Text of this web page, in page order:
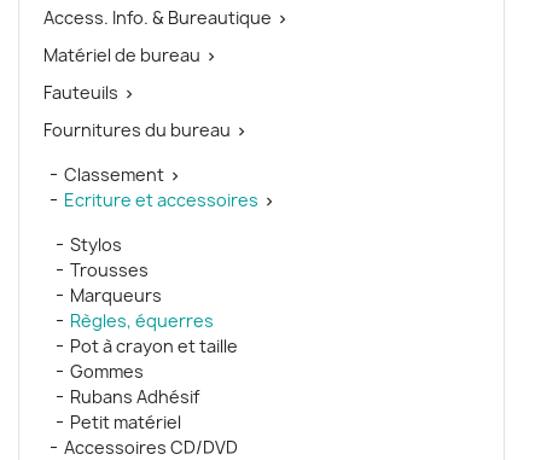
Access. Info. & Bureautique 
Matériel de bureau 
Fauteuils 
Fournitures du bureau 
Classement 
Ecriture et accessoires 
Stylos
Trousses
Marqueurs
Règles, équerres
Pot à crayon et taille
Gommes
Rubans Adhésif
Petit matériel
Accessoires CD/DVD